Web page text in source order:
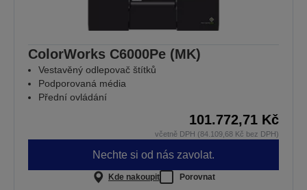
ColorWorks C6000Pe (MK)
Vestavěný odlepovač štítků
Podporovaná média
Přední ovládání
101.772,71 Kč
včetně DPH (84.109,68 Kč bez DPH)
Nechte si od nás zavolat.
Kde nakoupit Porovnat